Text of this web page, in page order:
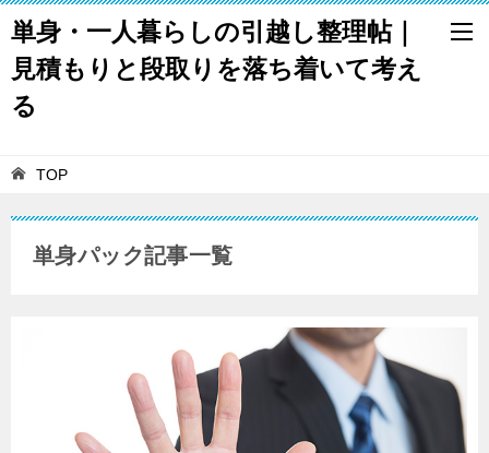
単身・一人暮らしの引越し整理帖｜
見積もりと段取りを落ち着いて考え
る
TOP
単身パック記事一覧